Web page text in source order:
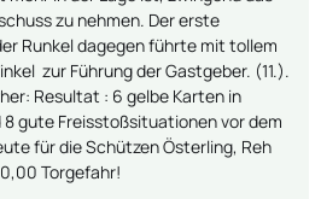
zu nehmen. Der erste
Runkel dagegen führte mit tollem
zur Führung der Gastgeber. (11.).
Resultat : 6 gelbe Karten in
8 gute Freisstoßsituationen vor dem
für die Schützen Österling, Reh
Torgefahr!